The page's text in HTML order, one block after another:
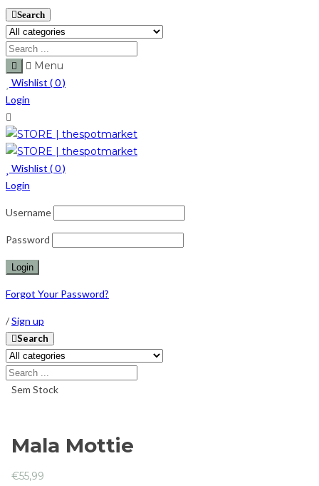
Search
Menu
Wishlist (0)
Login
Wishlist (0)
Login
Username
Password
Forgot Your Password?
/Sign up
Search
Sem Stock
Mala Mottie
€55,99